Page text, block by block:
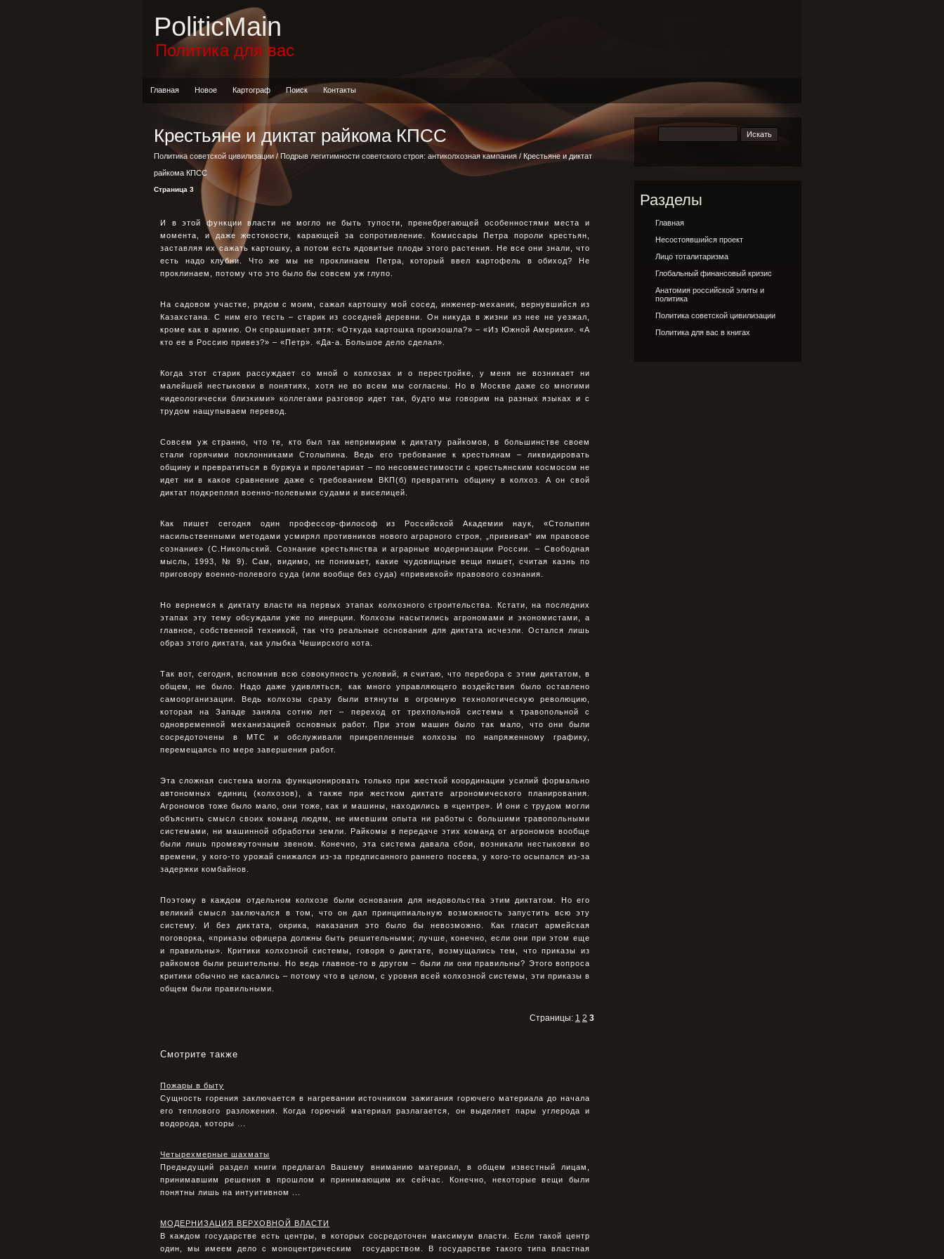
PoliticMain
Политика для вас
Главная Новое Картограф Поиск Контакты
Крестьяне и диктат райкома КПСС
Политика советской цивилизации /Подрыв легитимности советского строя: антиколхозная кампания / Крестьяне и диктат
райкома КПСС
Страница 3
И в этой функции власти не могло не быть тупости, пренебрегающей особенностями места и
момента, и даже жестокости, карающей за сопротивление. Комиссары Петра пороли крестьян,
заставляя их сажать картошку, а потом есть ядовитые плоды этого растения. Не все они знали, что
есть надо клубни. Что же мы не проклинаем Петра, который ввел картофель в обиход? Не
проклинаем, потому что это было бы совсем уж глупо.
На садовом участке, рядом с моим, сажал картошку мой сосед, инженер-механик, вернувшийся из
Казахстана. С ним его тесть – старик из соседней деревни. Он никуда в жизни из нее не уезжал,
кроме как в армию. Он спрашивает зятя: «Откуда картошка произошла?» – «Из Южной Америки». «А
кто ее в Россию привез?» – «Петр». «Да-а. Большое дело сделал».
Когда этот старик рассуждает со мной о колхозах и о перестройке, у меня не возникает ни
малейшей нестыковки в понятиях, хотя не во всем мы согласны. Но в Москве даже со многими
«идеологически близкими» коллегами разговор идет так, будто мы говорим на разных языках и с
трудом нащупываем перевод.
Совсем уж странно, что те, кто был так непримирим к диктату райкомов, в большинстве своем
стали горячими поклонниками Столыпина. Ведь его требование к крестьянам – ликвидировать
общину и превратиться в буржуа и пролетариат – по несовместимости с крестьянским космосом не
идет ни в какое сравнение даже с требованием ВКП(б) превратить общину в колхоз. А он свой
диктат подкреплял военно-полевыми судами и виселицей.
Как пишет сегодня один пpофессоp-философ из Российской Академии наук, «Столыпин
насильственными методами усмиpял пpотивников нового агpаpного стpоя, „пpививая“ им пpавовое
сознание» (С.Никольский. Сознание крестьянства и аграрные модернизации России. – Свободная
мысль, 1993, № 9). Сам, видимо, не понимает, какие чудовищные вещи пишет, считая казнь по
пpиговоpу военно-полевого суда (или вообще без суда) «пpививкой» пpавового сознания.
Но вернемся к диктату власти на первых этапах колхозного строительства. Кстати, на последних
этапах эту тему обсуждали уже по инерции. Колхозы насытились агрономами и экономистами, а
главное, собственной техникой, так что реальные основания для диктата исчезли. Остался лишь
образ этого диктата, как улыбка Чеширского кота.
Так вот, сегодня, вспомнив всю совокупность условий, я считаю, что перебора с этим диктатом, в
общем, не было. Надо даже удивляться, как много управляющего воздействия было оставлено
самоорганизации. Ведь колхозы сразу были втянуты в огромную технологическую революцию,
которая на Западе заняла сотню лет – переход от трехпольной системы к травопольной с
одновременной механизацией основных работ. При этом машин было так мало, что они были
сосредоточены в МТС и обслуживали прикрепленные колхозы по напряженному графику,
перемещаясь по мере завершения работ.
Эта сложная система могла функционировать только при жесткой координации усилий формально
автономных единиц (колхозов), а также при жестком диктате агрономического планирования.
Агрономов тоже было мало, они тоже, как и машины, находились в «центре». И они с трудом могли
объяснить смысл своих команд людям, не имевшим опыта ни работы с большими травопольными
системами, ни машинной обработки земли. Райкомы в передаче этих команд от агрономов вообще
были лишь промежуточным звеном. Конечно, эта система давала сбои, возникали нестыковки во
времени, у кого-то урожай снижался из-за предписанного раннего посева, у кого-то осыпался из-за
задержки комбайнов.
Поэтому в каждом отдельном колхозе были основания для недовольства этим диктатом. Но его
великий смысл заключался в том, что он дал принципиальную возможность запустить всю эту
систему. И без диктата, окрика, наказания это было бы невозможно. Как гласит армейская
поговорка, «приказы офицера должны быть решительными; лучше, конечно, если они при этом еще
и правильны». Критики колхозной системы, говоря о диктате, возмущались тем, что приказы из
райкомов были решительны. Но ведь главное-то в другом – были ли они правильны? Этого вопроса
критики обычно не касались – потому что в целом, с уровня всей колхозной системы, эти приказы в
общем были правильными.
Страницы: 1 2 3
Смотрите также
Пожары в быту
Сущность горения заключается в нагревании источником зажигания горючего материала до начала
его теплового разложения. Когда горючий материал разлагается, он выделяет пары углерода и
водорода, которы ...
Четырехмерные шахматы
Предыдущий раздел книги предлагал Вашему вниманию материал, в общем известный лицам,
принимавшим решения в прошлом и принимающим их сейчас. Конечно, некоторые вещи были
понятны лишь на интуитивном ...
МОДЕРНИЗАЦИЯ ВЕРХОВНОЙ ВЛАСТИ
В каждом государстве есть центры, в которых сосредоточен максимум власти. Если такой центр
один, мы имеем дело с моноцентрическим государством. В государстве такого типа властная
Разделы
Главная
Несостоявшийся проект
Лицо тоталитаризма
Глобальный финансовый кризис
Анатомия российской элиты и
политика
Политика советской цивилизации
Политика для вас в книгах